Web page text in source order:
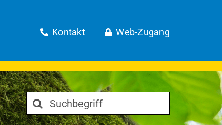
Kontakt Web-Zugang
Suche
nach: